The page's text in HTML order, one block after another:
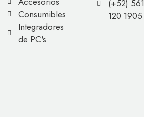
Consumibles
Integradores
de PC's
(+52) 561
120 1905